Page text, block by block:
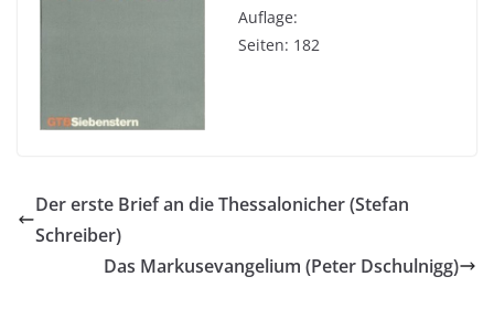
Auflage:
Seiten: 182
Der erste Brief an die Thessalonicher (Stefan
Schreiber)
Das Markusevangelium (Peter Dschulnigg)